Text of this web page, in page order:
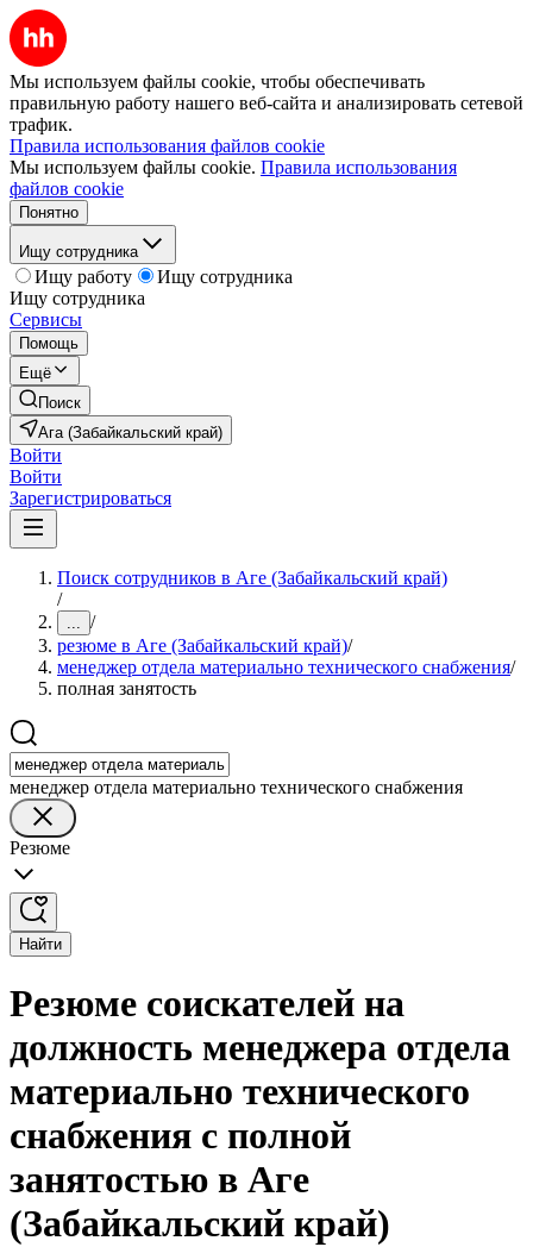
Мы используем файлы cookie, чтобы обеспечивать
правильную работу нашего веб-сайта и анализировать сетевой
трафик.
Правила использования файлов cookie
Мы используем файлы cookie. Правила использования
файлов cookie
Понятно
Ищу сотрудника
Ищу работу
Ищу сотрудника
Ищу сотрудника
Сервисы
Помощь
Ещё
Поиск
Ага (Забайкальский край)
Войти
Войти
Зарегистрироваться
Поиск сотрудников в Аге (Забайкальский край)
/
... /
резюме в Аге (Забайкальский край)/
менеджер отдела материально технического снабжения/
полная занятость
менеджер отдела материально технического снабжения
Резюме
Найти
Резюме соискателей на
должность менеджера отдела
материально технического
снабжения с полной
занятостью в Аге
(Забайкальский край)